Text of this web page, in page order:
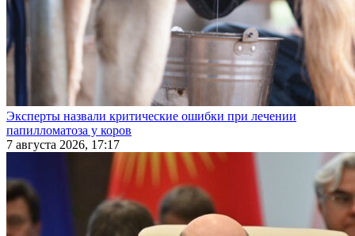
Эксперты назвали критические ошибки при лечении
папилломатоза у коров
7 августа 2026, 17:17